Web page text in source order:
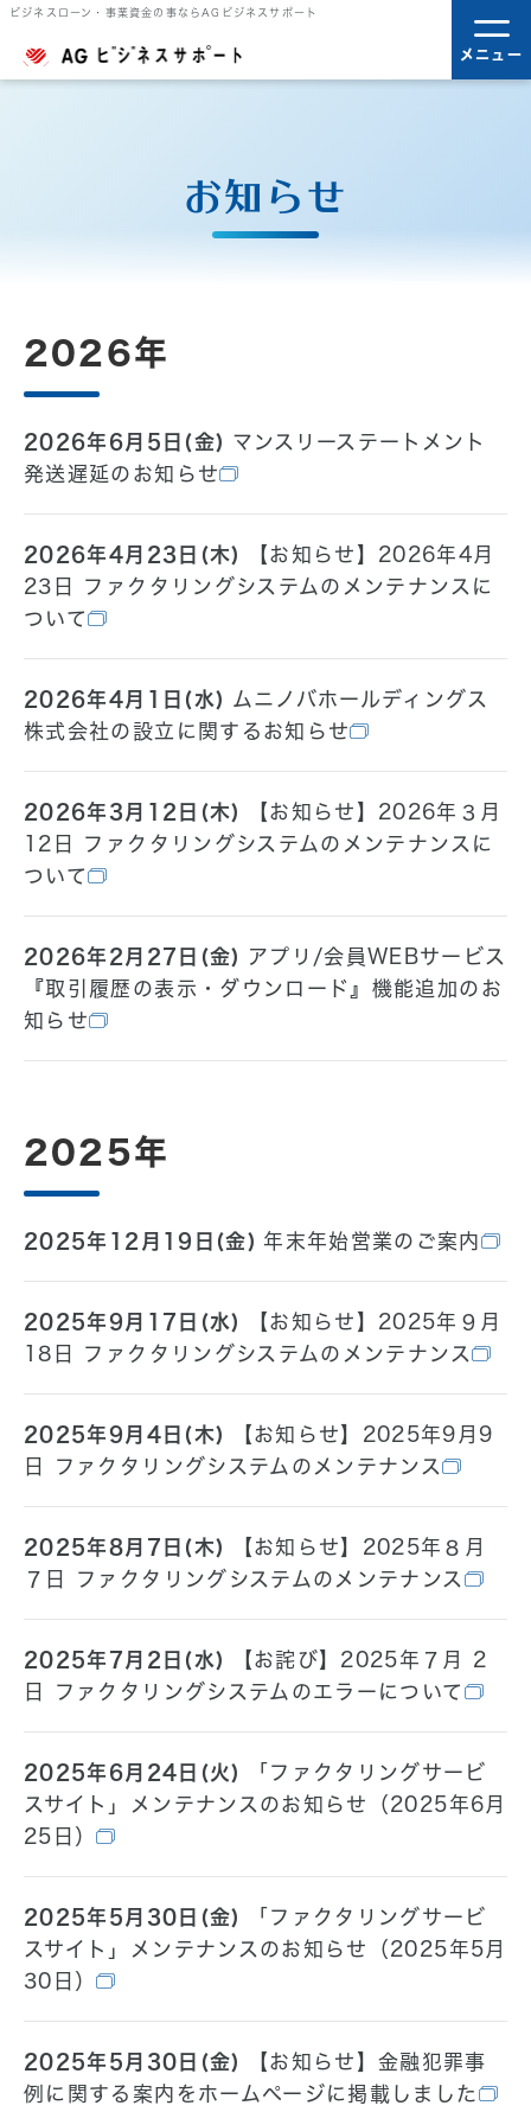
ビジネスローン・事業資金の事ならAGビジネスサポート
メニュー
お知らせ
2026年
2026年6月5日(金) マンスリーステートメント
発送遅延のお知らせ
2026年4月23日(木)
【お知らせ】2026年4月
23日 ファクタリングシステムのメンテナンスに
ついて
2026年4月1日(水)
ムニノバホールディングス
株式会社の設立に関するお知らせ
2026年3月12日(木)
【お知らせ】2026年３月
12日 ファクタリングシステムのメンテナンスに
ついて
2026年2月27日(金)
アプリ/会員WEBサービス
『取引履歴の表示・ダウンロード』機能追加のお
知らせ
2025年
2025年12月19日(金) 年末年始営業のご案内
2025年9月17日(水)
【お知らせ】2025年９月
18日 ファクタリングシステムのメンテナンス
2025年9月4日(木)
【お知らせ】2025年9月9
日 ファクタリングシステムのメンテナンス
2025年8月7日(木)
【お知らせ】2025年８月
７日 ファクタリングシステムのメンテナンス
2025年7月2日(水)
【お詫び】2025年７月 2
日 ファクタリングシステムのエラーについて
2025年6月24日(火)
「ファクタリングサービ
スサイト」メンテナンスのお知らせ（2025年6月
25日）
2025年5月30日(金)
「ファクタリングサービ
スサイト」メンテナンスのお知らせ（2025年5月
30日）
2025年5月30日(金)
【お知らせ】金融犯罪事
例に関する案内をホームページに掲載しました